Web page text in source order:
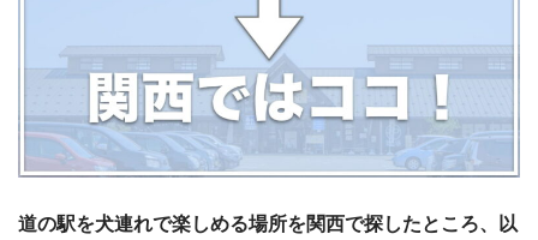
道の駅を犬連れで楽しめる場所を関西で探したところ、以